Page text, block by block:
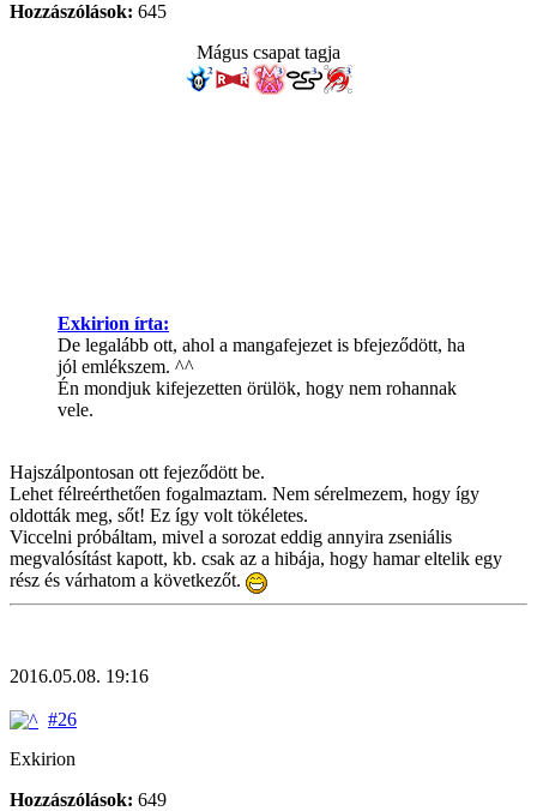
Hozzászólások: 645
Mágus csapat tagja
Exkirion írta:
De legalább ott, ahol a mangafejezet is bfejeződött, ha
jól emlékszem. ^^
Én mondjuk kifejezetten örülök, hogy nem rohannak
vele.
Hajszálpontosan ott fejeződött be.
Lehet félreérthetően fogalmaztam. Nem sérelmezem, hogy így
oldották meg, sőt! Ez így volt tökéletes.
Viccelni próbáltam, mivel a sorozat eddig annyira zseniális
megvalósítást kapott, kb. csak az a hibája, hogy hamar eltelik egy
rész és várhatom a következőt.
2016.05.08. 19:16
#26
Exkirion
Hozzászólások: 649